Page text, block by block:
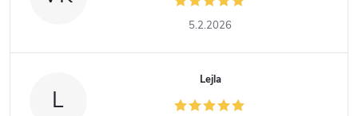
5.2.2026
L
Lejla